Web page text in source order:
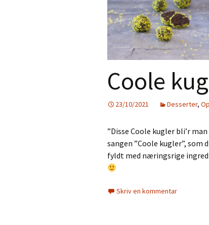
Gratis e-bog –
Nyhedsbrev
Aftensmad
Desserter
Smoothies
Juice
Personlig pleje
Coole
23/10/2021 Desserter,
”Disse Coole kugler bli’r
sangen ”Coole kugler”,
fyldt med næringsrige
Skriv en kommentar